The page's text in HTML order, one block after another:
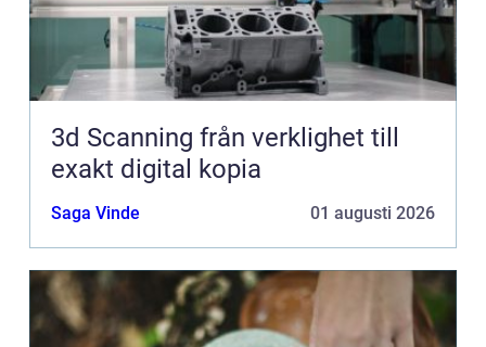
3d Scanning från verklighet till
exakt digital kopia
Saga Vinde 01 augusti 2026